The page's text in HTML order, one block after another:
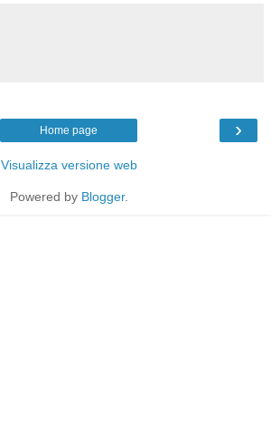
›
Home page
Visualizza versione web
Powered by Blogger.